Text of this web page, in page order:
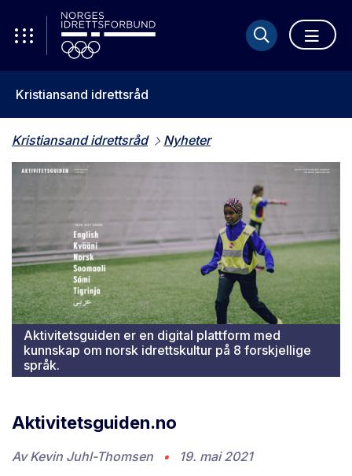
Kristiansand idrettsråd
Kristiansand idrettsråd Nyheter
Aktivitetsguiden er en digital plattform med
kunnskap om norsk idrettskultur på 8 forskjellige
språk.
Aktivitetsguiden.no
AvKevin Juhl-Thomsen • 19. mai 2021